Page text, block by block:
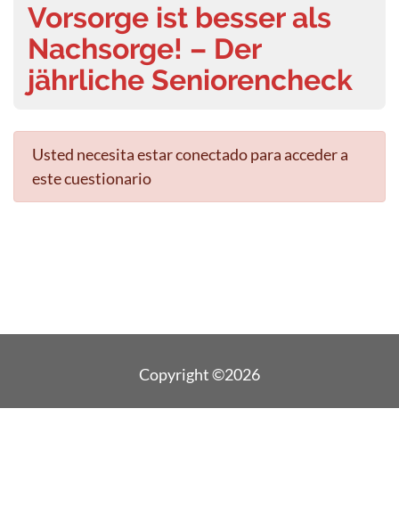
Vorsorge ist besser als
Nachsorge! – Der
jährliche Seniorencheck
Usted necesita estar conectado para acceder a
este cuestionario
Copyright ©2026